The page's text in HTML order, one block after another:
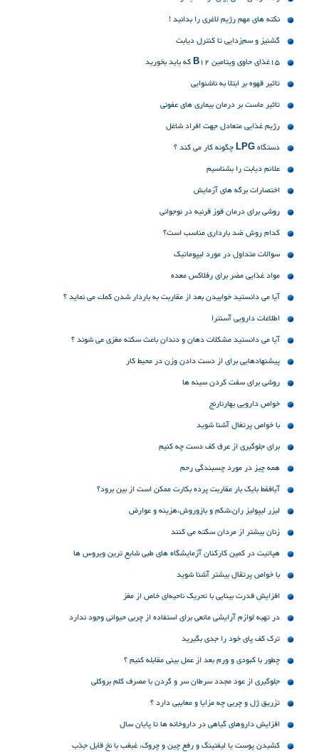
نکته های مهم رژیم لاغری را بدانید !
گشنیز و سم‌زدایی تا کنترل دیابت
15غذای حاوی ویتامین B12 که باید بخورید
تاثیر قهوه بر ابتلا به ناشنوایی
تاثیر ماست بر درمان بیماری های عفونی
رژیم غذایی متعادل جهت افراد شاغل
دستگاه LPG چگونه کار می کند ؟
علائم دیابت را بشناسیم
اختصارات برگه های آزمایش
روشی برای درمان قوز قرنیه در نوجوانی
کدام روش ضد بارداری مناسب است؟
سوالات متداول در مورد لیپوماتیک
مواد غذایی مضر برای رفلاکس معده
آیا می دانستید خوابیدن بعد از مقاربت به باردار شدن كمك می نماید ؟
اطلاعات دارویی آسنترا
آیا می دانستید مشکلات دهان و دندان باعث سکته مغزی می شوند ؟
پیشنهادهایی برای از دست دادن وزن در محیط کار
روشی برای سفت کردن سینه ها
خواص دارویی بهارنارنج
با خواص پرتغال آشنا شوید
برای جلوگیری از عرق کف دست چه کنیم
همه چیز در مورد چسبندگی رحم
آیافقط بایک بار مقاربت پرده بکارت ممکن است از بین برود؟
لیزر لیپولیز ران،شکم و بازوروش،هزینه و عوارض
زنان بیشتر از مردان سکته می کنند
هپاتیت در کمین کارکنان آزمایشگاه های طبی شایع ترین ویروس ها
با خواص پرتقال بیشتر آشنا شوید
افزایش قدرت بینایی با تحریک ناحیه‌ای خاص از مغز
در تهیه لوازم آرایشی مانعی برای استفاده از چربی حیوانی وجود ندارد
ترک کف پای خود را جدی بگیرید
چطور با کبودی و ورم بعد از عمل بینی مقابله کنیم ؟
جلوگیری از عود مجدد سرطان سر و گردن با مصرف کلم بروکلی
تزریق ژل و چربی چه مزایا و معایبی دارد ؟
افزایش داروهای گیاهی در داروخانه ها تا پایان سال
کشیدن پوست یا لیفتینگ و رفع چین و چروک، غبغب با نخ قابل جذب